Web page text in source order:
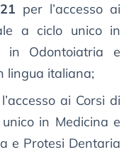
per l’accesso ai
a ciclo unico in
in Odontoiatria e
lingua italiana;
ai Corsi di
in Medicina e
e Protesi Dentaria